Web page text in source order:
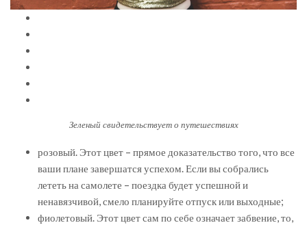
Зеленый свидетельствует о путешествиях
розовый. Этот цвет – прямое доказательство того, что все
ваши плане завершатся успехом. Если вы собрались
лететь на самолете – поездка будет успешной и
ненавязчивой, смело планируйте отпуск или выходные;
фиолетовый. Этот цвет сам по себе означает забвение, то,